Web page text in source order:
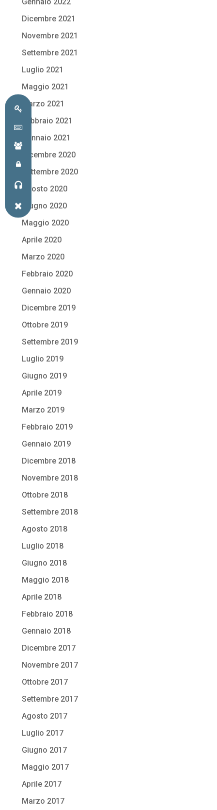
Gennaio 2022
Dicembre 2021
Novembre 2021
Settembre 2021
Luglio 2021
Maggio 2021
Marzo 2021
Febbraio 2021
Gennaio 2021
Dicembre 2020
Settembre 2020
Agosto 2020
Giugno 2020
Maggio 2020
Aprile 2020
Marzo 2020
Febbraio 2020
Gennaio 2020
Dicembre 2019
Ottobre 2019
Settembre 2019
Luglio 2019
Giugno 2019
Aprile 2019
Marzo 2019
Febbraio 2019
Gennaio 2019
Dicembre 2018
Novembre 2018
Ottobre 2018
Settembre 2018
Agosto 2018
Luglio 2018
Giugno 2018
Maggio 2018
Aprile 2018
Febbraio 2018
Gennaio 2018
Dicembre 2017
Novembre 2017
Ottobre 2017
Settembre 2017
Agosto 2017
Luglio 2017
Giugno 2017
Maggio 2017
Aprile 2017
Marzo 2017